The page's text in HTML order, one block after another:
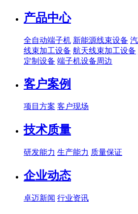
产品中心
全自动端子机 新能源线束设备
线束加工设备 航天线束加工设备
定制设备 端子机设备周边
客户案例
项目方案 客户现场
技术质量
研发能力 生产能力 质量保证
企业动态
卓迈新闻 行业资讯